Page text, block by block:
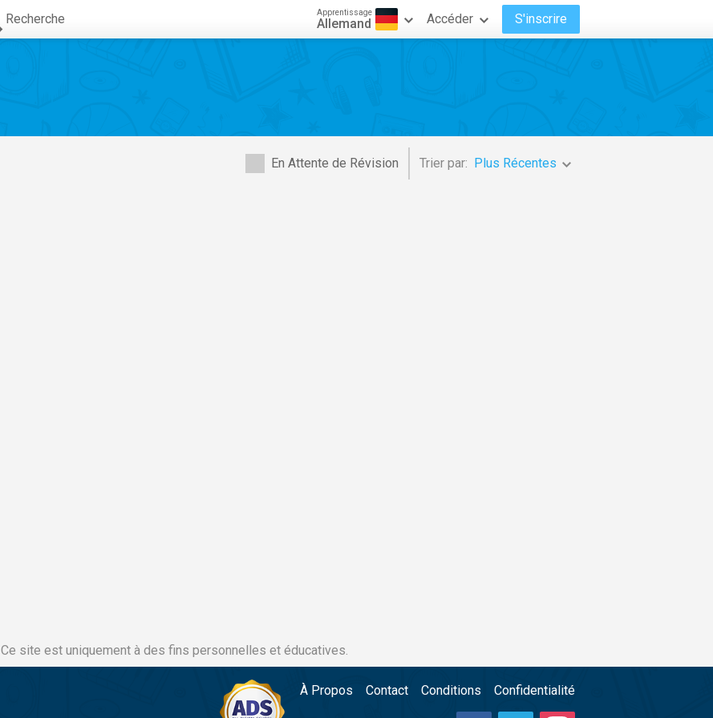
Recherche Apprentissage
Allemand Accéder S'inscrire
En Attente de Révision Trier par: Plus Récentes
Ce site est uniquement à des fins personnelles et éducatives.
À Propos Contact Conditions Confidentialité